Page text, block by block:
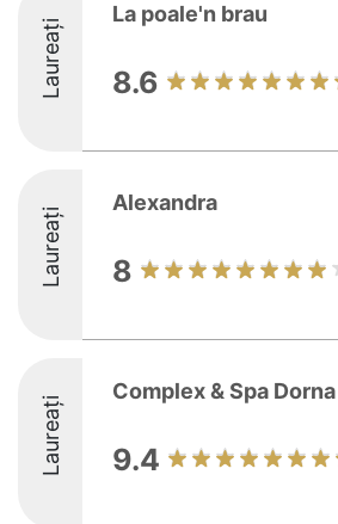
Laureați
La poale'n brau
8.6
Laureați
Alexandra
8
Laureați
Complex & Spa
9.4